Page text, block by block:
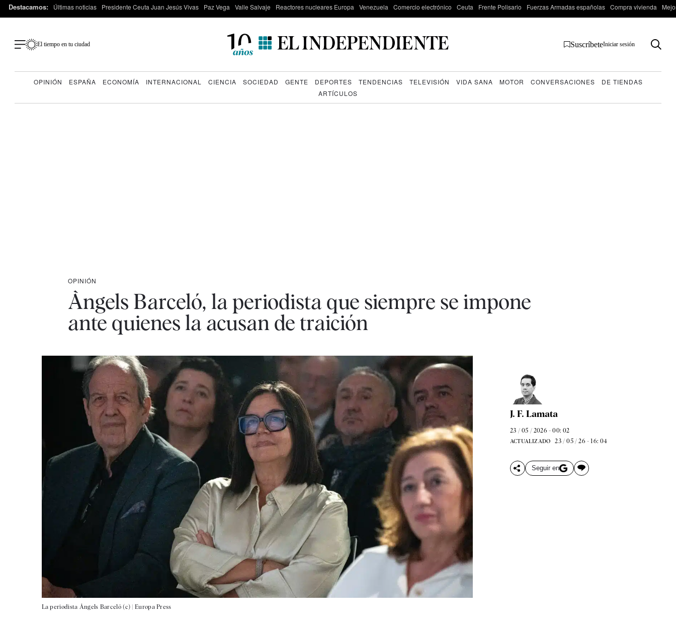
Destacamos: Últimas noticias Presidente Ceuta Juan Jesús Vivas Paz Vega Valle Salvaje Reactores nucleares Europa Venezuela Comercio electrónico Ceuta Frente Polisario Fuerzas Armadas españolas Compra vivienda
El tiempo en tu ciudad SuscríbeteIniciar sesión
OPINIÓN ESPAÑA ECONOMÍA INTERNACIONAL CIENCIA SOCIEDAD GENTE DEPORTES TENDENCIAS TELEVISIÓN VIDA SANA MOTOR CONVERSACIONES
DE TIENDAS
ARTÍCULOS
OPINIÓN
Àngels Barceló, la periodista que siempre se impone
ante quienes la acusan de traición
La periodista Àngels Barceló (c) |Europa Press
J. F. Lamata
23 / 05 / 2026 - 00: 02
ACTUALIZADO 23 / 05 / 26 - 16: 04
Seguir en